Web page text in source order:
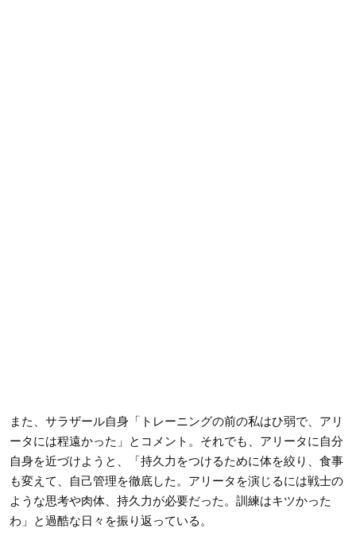
また、サラザール自身「トレーニングの前の私はひ弱で、アリ
ータには程遠かった」とコメント。それでも、アリータに自分
自身を近づけようと、「持久力をつけるために体を絞り、食事
も変えて、自己管理を徹底した。アリータを演じるには戦士の
ような思考や肉体、持久力が必要だった。訓練はキツかった
わ」と過酷な日々を振り返っている。